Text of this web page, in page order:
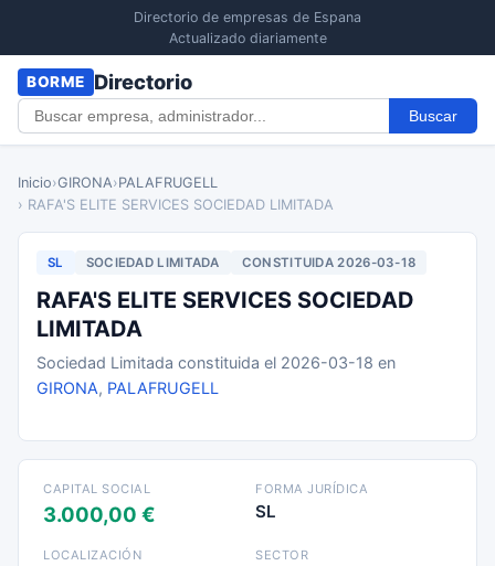
Directorio de empresas de Espana
Actualizado diariamente
BORME Directorio
Buscar
Inicio›GIRONA›PALAFRUGELL
› RAFA'S ELITE SERVICES SOCIEDAD LIMITADA
SL SOCIEDAD LIMITADA CONSTITUIDA 2026-03-18
RAFA'S ELITE SERVICES SOCIEDAD
LIMITADA
Sociedad Limitada constituida el 2026-03-18 en
GIRONA, PALAFRUGELL
CAPITAL SOCIAL
3.000,00 €
FORMA JURÍDICA
SL
LOCALIZACIÓN SECTOR